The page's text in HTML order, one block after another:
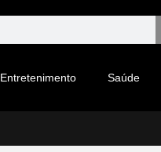
Entretenimento Saúde